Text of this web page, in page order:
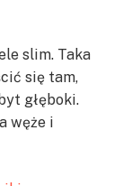
slim. Taka
się tam,
głęboki.
węże i